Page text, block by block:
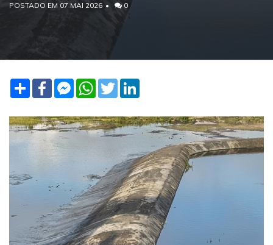
POSTADO EM 07 MAI 2026 0
Share FacebookFacebook
Messenger
WhatsApp
Twitter